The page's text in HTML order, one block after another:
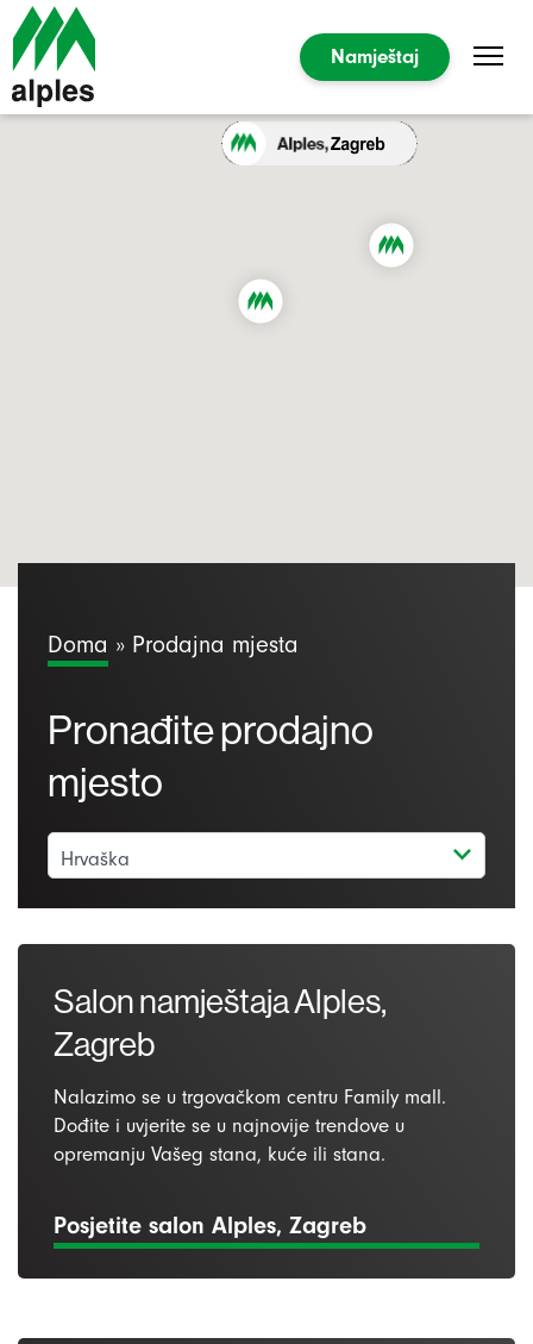
Namještaj
Doma » Prodajna mjesta
Pronađite prodajno
mjesto
Salon namještaja Alples,
Zagreb
Nalazimo se u trgovačkom centru Family mall.
Dođite i uvjerite se u najnovije trendove u
opremanju Vašeg stana, kuće ili stana.
Posjetite salon Alples, Zagreb